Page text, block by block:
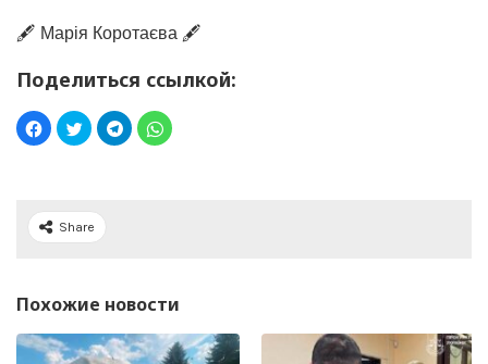
🖋️ Марія Коротаєва 🖋️
Поделиться ссылкой:
Share
Похожие новости